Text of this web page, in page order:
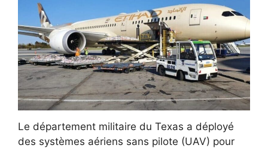
Le département militaire du Texas a déployé
des systèmes aériens sans pilote (UAV) pour